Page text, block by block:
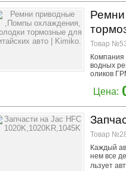
Товар
Компания
водных
оликов
Цена:
Товар
Каждый
нем все
льзует